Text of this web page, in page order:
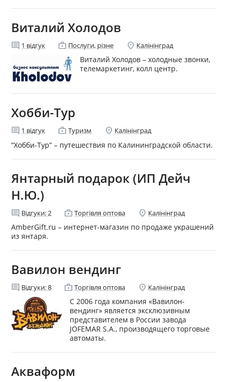
Виталий Холодов
comment 1 відгук enterprise Послуги, різне location_on Калінінград
Виталий Холодов – холодные звонки,
телемаркетинг, колл центр.
Хобби-Тур
comment 1 відгук enterprise Туризм location_on Калінінград
“Хобби-Тур” – путешествия по Калининградской области.
Янтарный подарок (ИП Дейч
Н.Ю.)
comment Відгуки:2 enterprise Торгівля оптова location_on Калінінград
AmberGift.ru – интернет-магазин по продаже украшений
из янтаря.
Вавилон вендинг
comment Відгуки:8 enterprise Торгівля оптова location_on Калінінград
C 2006 года компания «Вавилон-
вендинг» является эксклюзивным
представителем в России завода
JOFEMAR S.A., производящего торговые
автоматы.
Акваформ